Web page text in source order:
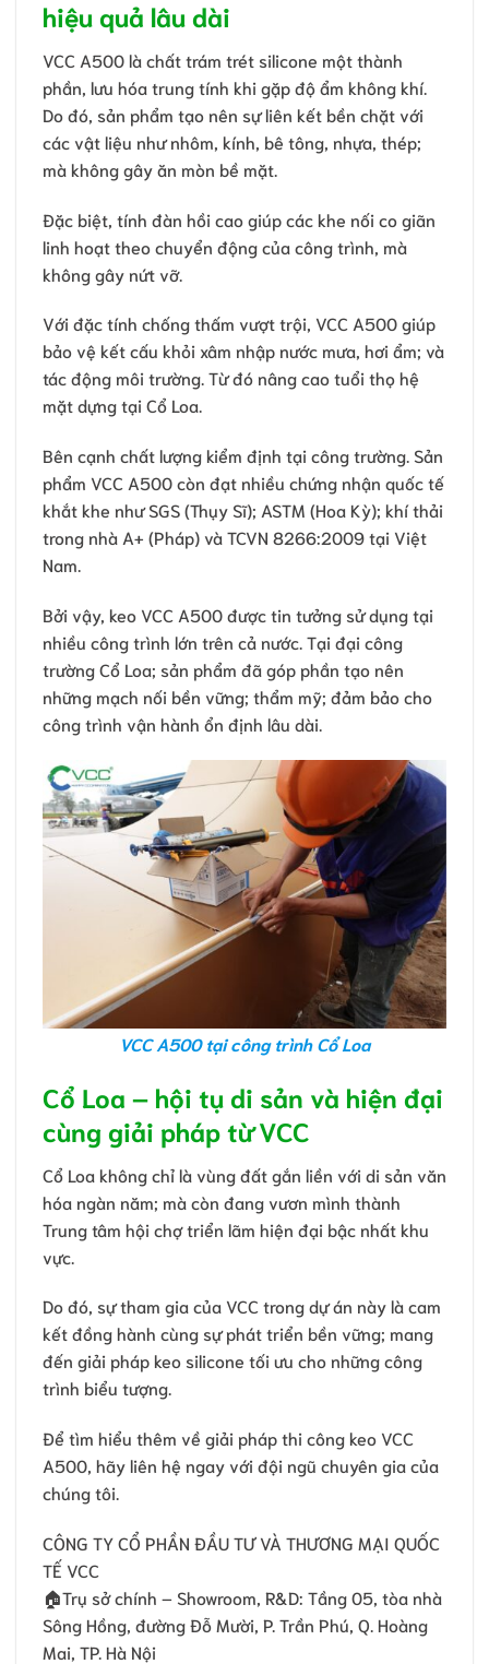
hiệu quả lâu dài
VCC A500 là chất trám trét silicone một thành
phần, lưu hóa trung tính khi gặp độ ẩm không khí.
Do đó, sản phẩm tạo nên sự liên kết bền chặt với
các vật liệu như nhôm, kính, bê tông, nhựa, thép;
mà không gây ăn mòn bề mặt.
Đặc biệt, tính đàn hồi cao giúp các khe nối co giãn
linh hoạt theo chuyển động của công trình, mà
không gây nứt vỡ.
Với đặc tính chống thấm vượt trội, VCC A500 giúp
bảo vệ kết cấu khỏi xâm nhập nước mưa, hơi ẩm; và
tác động môi trường. Từ đó nâng cao tuổi thọ hệ
mặt dựng tại Cổ Loa.
Bên cạnh chất lượng kiểm định tại công trường. Sản
phẩm VCC A500 còn đạt nhiều chứng nhận quốc tế
khắt khe như SGS (Thụy Sĩ); ASTM (Hoa Kỳ); khí thải
trong nhà A+ (Pháp) và TCVN 8266:2009 tại Việt
Nam.
Bởi vậy, keo VCC A500 được tin tưởng sử dụng tại
nhiều công trình lớn trên cả nước. Tại đại công
trường Cổ Loa; sản phẩm đã góp phần tạo nên
những mạch nối bền vững; thẩm mỹ; đảm bảo cho
công trình vận hành ổn định lâu dài.
VCC A500 tại công trình Cổ Loa
Cổ Loa – hội tụ di sản và hiện đại
cùng giải pháp từ VCC
Cổ Loa không chỉ là vùng đất gắn liền với di sản văn
hóa ngàn năm; mà còn đang vươn mình thành
Trung tâm hội chợ triển lãm hiện đại bậc nhất khu
vực.
Do đó, sự tham gia của VCC trong dự án này là cam
kết đồng hành cùng sự phát triển bền vững; mang
đến giải pháp keo silicone tối ưu cho những công
trình biểu tượng.
Để tìm hiểu thêm về giải pháp thi công keo VCC
A500, hãy liên hệ ngay với đội ngũ chuyên gia của
chúng tôi.
CÔNG TY CỔ PHẦN ĐẦU TƯ VÀ THƯƠNG MẠI QUỐC
TẾ VCC
🏠Trụ sở chính – Showroom, R&D: Tầng 05, tòa nhà
Sông Hồng, đường Đỗ Mười, P. Trần Phú, Q. Hoàng
Mai, TP. Hà Nội